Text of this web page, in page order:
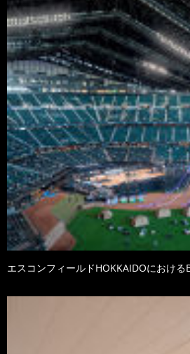
エスコンフィールドHOKKAIDOにおける